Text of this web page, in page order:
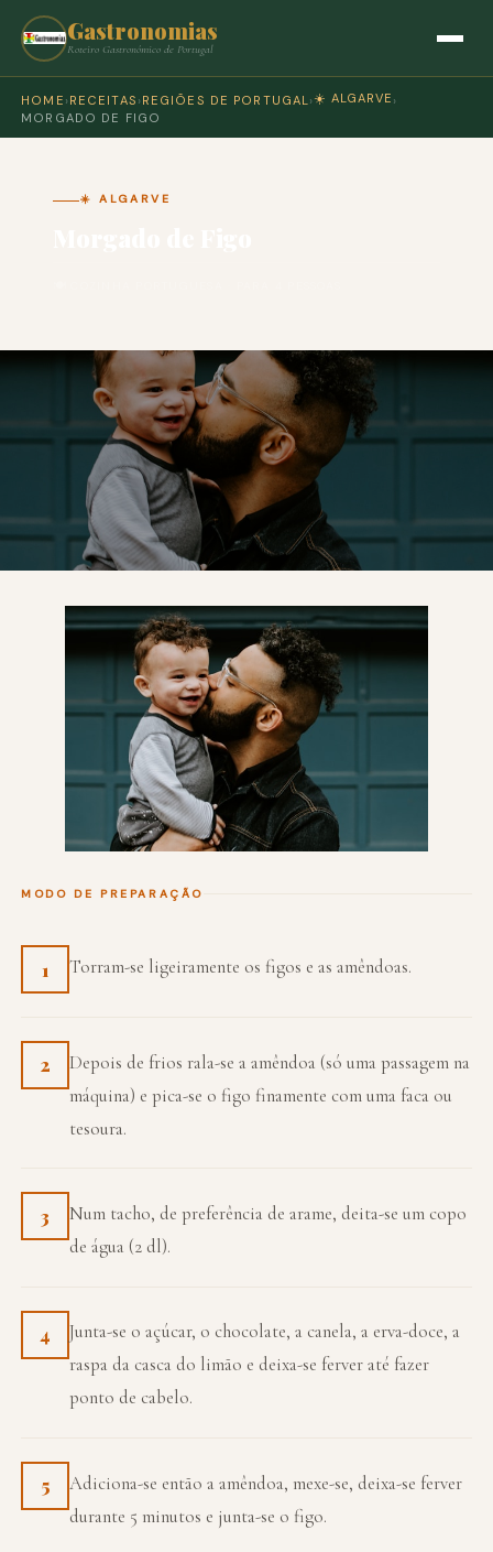
Gastronomias
Roteiro Gastronómico de Portugal
HOME › RECEITAS › REGIÕES DE PORTUGAL › ☀️ ALGARVE ›
MORGADO DE FIGO
☀️ ALGARVE
MODO DE PREPARAÇÃO
1 Torram-se ligeiramente os figos e as amêndoas.
2
Depois de frios rala-se a amêndoa (só uma passagem na
máquina) e pica-se o figo finamente com uma faca ou
tesoura.
3
Num tacho, de preferência de arame, deita-se um copo
de água (2 dl).
4
Junta-se o açúcar, o chocolate, a canela, a erva-doce, a
raspa da casca do limão e deixa-se ferver até fazer
ponto de cabelo.
5
Adiciona-se então a amêndoa, mexe-se, deixa-se ferver
durante 5 minutos e junta-se o figo.